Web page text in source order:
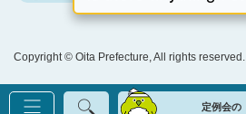
定例会の
Copyright © Oita Prefecture, All rights reserved.